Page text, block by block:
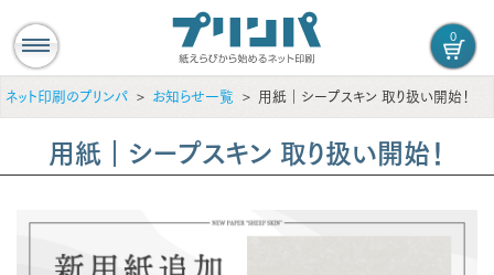
0
ネット印刷のプリンパ お知らせ一覧 用紙｜シープスキン 取り扱い開始！
用紙｜シープスキン 取り扱い開始！